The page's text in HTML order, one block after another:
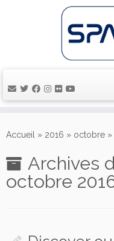
auAccueil » 2016 » octobre »
Archives
octobre